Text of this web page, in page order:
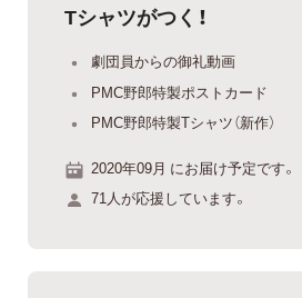
Tシャツがつく！
劇団員からの御礼動画
PMC野郎特製ポストカード
PMC野郎特製Tシャツ（新作）
2020年09月 にお届け予定です。
71人が応援しています。